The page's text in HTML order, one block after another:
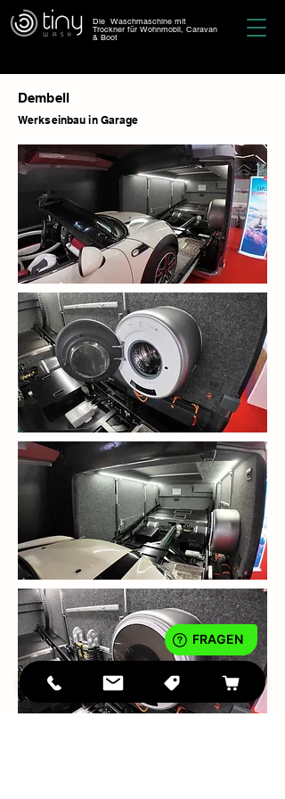
Die Waschmaschine mit
Trockner für Wohnmobil, Caravan
& Boot
Dembell
Werkseinbau in Garage